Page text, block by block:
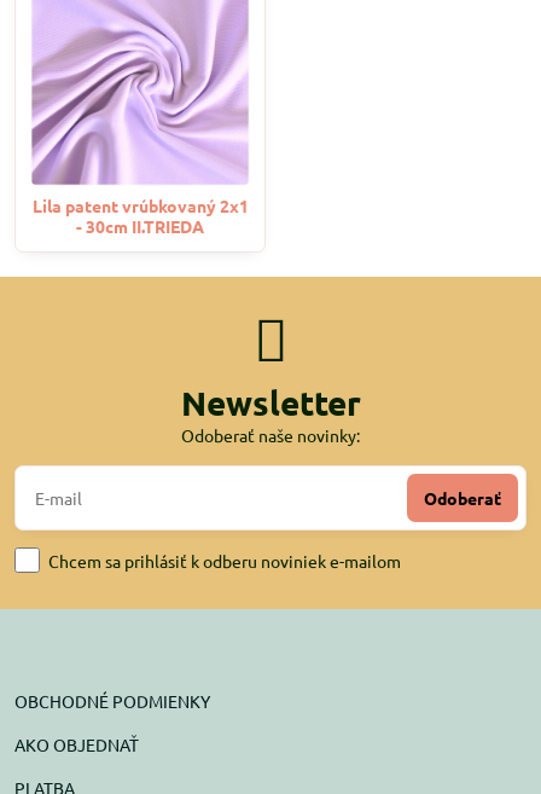
Lila patent vrúbkovaný 2x1
- 30cm II.TRIEDA
Newsletter
Odoberať naše novinky:
Odoberať
Chcem sa prihlásiť k odberu noviniek e-mailom
OBCHODNÉ PODMIENKY
AKO OBJEDNAŤ
PLATBA